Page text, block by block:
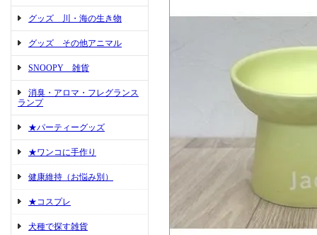
グッズ 川・海の生き物
グッズ その他アニマル
SNOOPY 雑貨
消臭・アロマ・フレグランス
ランプ
★パーティーグッズ
★ワンコに手作り
健康維持（お悩み別）
★コスプレ
犬種で探す雑貨